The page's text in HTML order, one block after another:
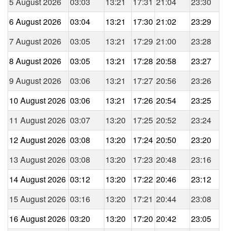
6 August 2026
03:04 13:21 17:30 21:02
23:29
7 August 2026
03:05 13:21 17:29 21:00
23:28
8 August 2026
03:05 13:21 17:28 20:58
23:27
9 August 2026
03:06 13:21 17:27 20:56
23:26
10 August 2026 03:06 13:21 17:26 20:54
23:25
11 August 2026 03:07 13:20 17:25 20:52
23:24
12 August 2026 03:08 13:20 17:24 20:50
23:20
13 August 2026 03:08 13:20 17:23 20:48
23:16
14 August 2026 03:12 13:20 17:22 20:46
23:12
15 August 2026 03:16 13:20 17:21 20:44
23:08
16 August 2026 03:20 13:20 17:20 20:42
23:05